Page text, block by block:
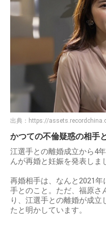
出典： https://
かつての不倫疑惑の相手
江選手との離婚成立から4
んが再婚と妊娠を発表しま
再婚相手は、なんと2021
手とのこと。ただ、福原さ
り、江選手との離婚が成
たと明かしています。